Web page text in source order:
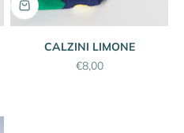
CALZINI LIMONE
Prezzo scontato
€8,00